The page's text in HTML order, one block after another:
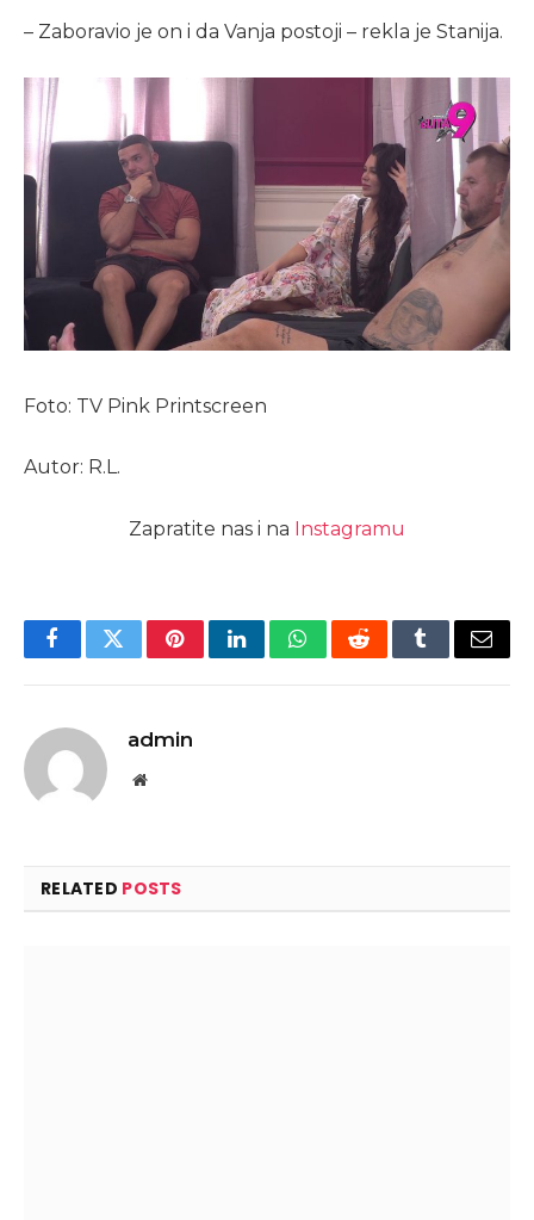
– Zaboravio je on i da Vanja postoji – rekla je Stanija.
Foto: TV Pink Printscreen
Autor: R.L.
Zapratite nas i na Instagramu
FacebookTwitterPinterestLinkedInWhatsAppRedditTumblrEmail
admin
Website
RELATED POSTS